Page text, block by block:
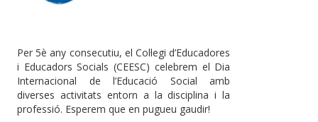
Per 5è any consecutiu, el Col·legi d’Educadores
i Educadors Socials (CEESC) celebrem el Dia
Internacional de l’Educació Social amb
diverses activitats entorn a la disciplina i la
professió. Esperem que en pugueu gaudir!